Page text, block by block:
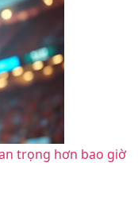
trọng hơn bao giờ